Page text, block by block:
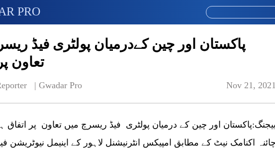
PRO
پاکستان اور چین کےدرمیان پولٹری فیڈ
تعاون
| Gwadar Pro Nov 21, 2021
بیجنگ:پاکستان اور چین کے درمیان پولٹری فیڈ ریسرچ میں تعاون پر اتفاق
چائنہ اکنامک نیٹ کے مطابق امپیکس انٹرنیشنل لاہور کے اینیمل نیوٹریشن فیڈ